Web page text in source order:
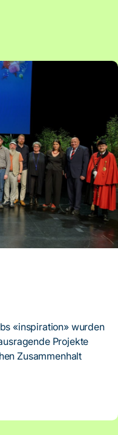
«inspiration» wurden
Projekte
Zusammenhalt